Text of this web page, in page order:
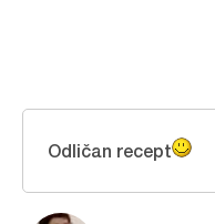
Odličan recept